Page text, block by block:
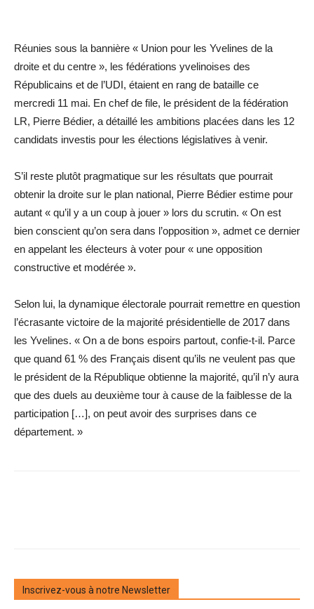
Réunies sous la bannière « Union pour les Yvelines de la
droite et du centre », les fédérations yvelinoises des
Républicains et de l’UDI, étaient en rang de bataille ce
mercredi 11 mai. En chef de file, le président de la fédération
LR, Pierre Bédier, a détaillé les ambitions placées dans les 12
candidats investis pour les élections législatives à venir.
S’il reste plutôt pragmatique sur les résultats que pourrait
obtenir la droite sur le plan national, Pierre Bédier estime pour
autant « qu’il y a un coup à jouer » lors du scrutin. « On est
bien conscient qu’on sera dans l’opposition », admet ce dernier
en appelant les électeurs à voter pour « une opposition
constructive et modérée ».
Selon lui, la dynamique électorale pourrait remettre en question
l’écrasante victoire de la majorité présidentielle de 2017 dans
les Yvelines. « On a de bons espoirs partout, confie-t-il. Parce
que quand 61 % des Français disent qu’ils ne veulent pas que
le président de la République obtienne la majorité, qu’il n’y aura
que des duels au deuxième tour à cause de la faiblesse de la
participation […], on peut avoir des surprises dans ce
département. »
Inscrivez-vous à notre Newsletter